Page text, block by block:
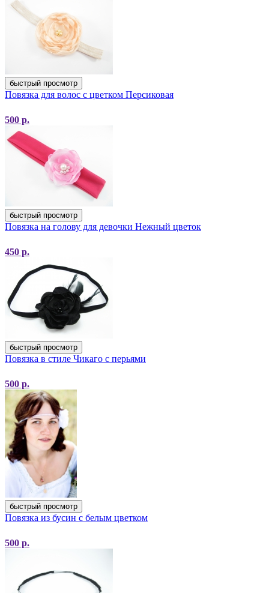
быстрый просмотр
Повязка для волос с цветком Персиковая
500 р.
быстрый просмотр
Повязка на голову для девочки Нежный цветок
450 р.
быстрый просмотр
Повязка в стиле Чикаго с перьями
500 р.
быстрый просмотр
Повязка из бусин с белым цветком
500 р.